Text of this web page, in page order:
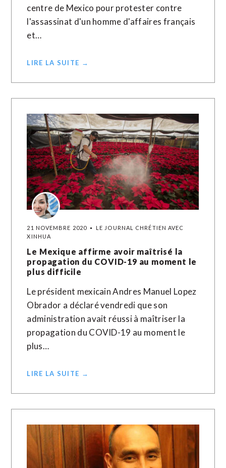
centre de Mexico pour protester contre
l'assassinat d'un homme d'affaires français
et…
LIRE LA SUITE →
21 NOVEMBRE 2020
LE JOURNAL CHRÉTIEN AVEC
XINHUA
Le Mexique affirme avoir maîtrisé la
propagation du COVID-19 au moment le
plus difficile
Le président mexicain Andres Manuel Lopez
Obrador a déclaré vendredi que son
administration avait réussi à maîtriser la
propagation du COVID-19 au moment le
plus…
LIRE LA SUITE →